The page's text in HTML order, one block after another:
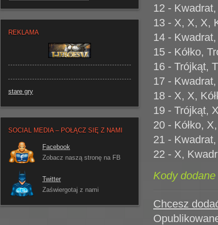
REKLAMA
stare gry
SOCIAL MEDIA – POŁĄCZ SIĘ Z NAMI
Facebook
Zobacz naszą stronę na FB
Twitter
Zaświergotaj z nami
12 -
13 - X, X, X,
14 -
15 - Kółko,
16 - Trójkąt,
17 -
18 - X, X,
19 - Trójkąt,
20 - Kółko,
21 -
22 - X,
Kody
Chcesz